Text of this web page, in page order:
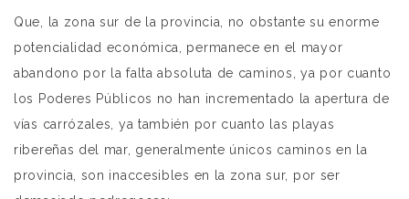
Que, la zona sur de la provincia, no obstante su enorme
potencialidad económica, permanece en el mayor
abandono por la falta absoluta de caminos, ya por cuanto
los Poderes Públicos no han incrementado la apertura de
vías carrózales, ya también por cuanto las playas
ribereñas del mar, generalmente únicos caminos en la
provincia, son inaccesibles en la zona sur, por ser